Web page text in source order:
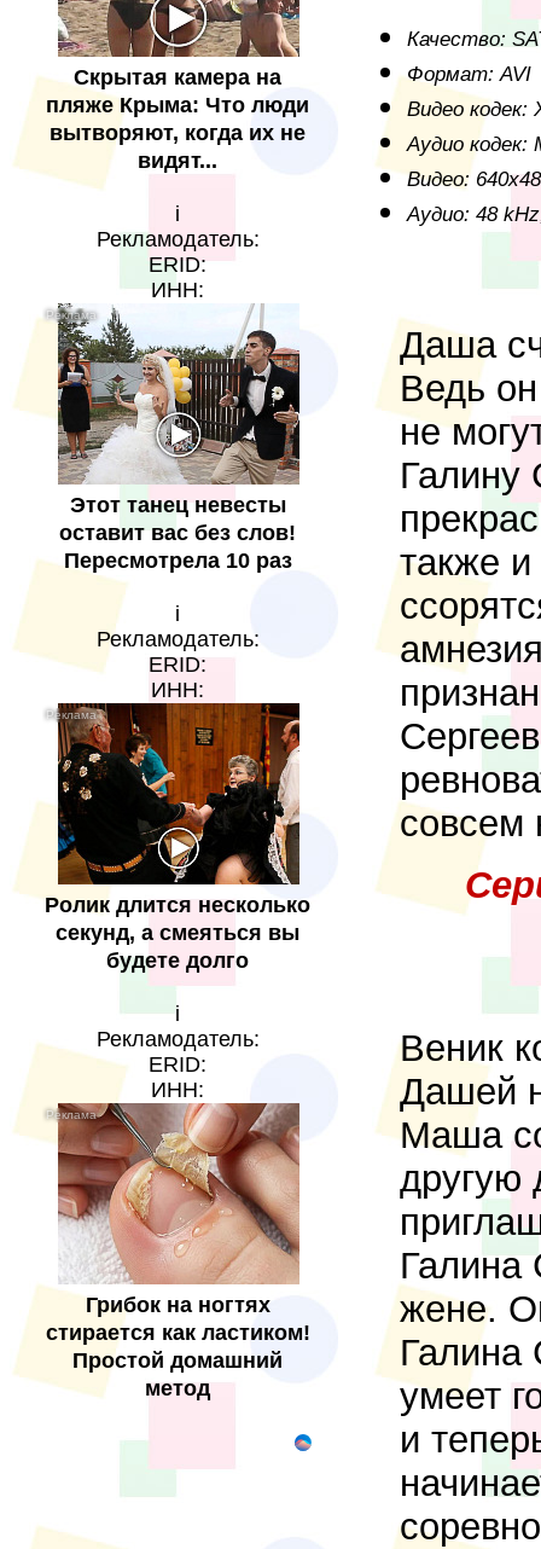
Скрытая камера на
пляже Крыма: Что люди
вытворяют, когда их не
видят...
i
Рекламодатель:
ERID:
ИНН:
Этот танец невесты
оставит вас без слов!
Пересмотрела 10 раз
i
Рекламодатель:
ERID:
ИНН:
Ролик длится несколько
секунд, а смеяться вы
будете долго
i
Рекламодатель:
ERID:
ИНН:
Грибок на ногтях
стирается как ластиком!
Простой домашний
метод
Качество:
Формат: AVI
Видео кодек:
Аудио кодек:
Видео:
Аудио: 48
Даша
Ведь
не
Галину
также
совсем
Веник
Дашей
Маша
другую
Галина
жене.
Галина
умеет
и